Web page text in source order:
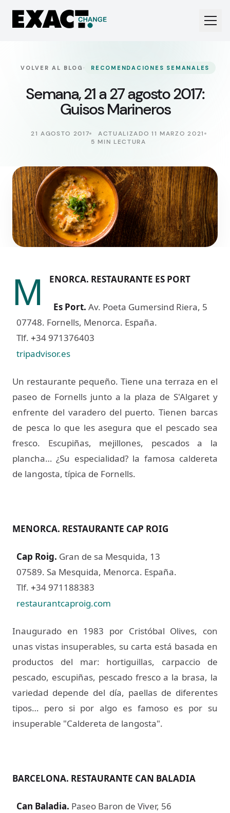
VOLVER AL BLOG · RECOMENDACIONES SEMANALES
Semana, 21 a 27 agosto 2017:
Guisos Marineros
21 AGOSTO 2017
ACTUALIZADO 11 MARZO 2021
5 MIN LECTURA
M ENORCA. RESTAURANTE ES PORT
Es Port. Av. Poeta Gumersind Riera, 5
07748. Fornells, Menorca. España.
Tlf. +34 971376403
tripadvisor.es
Un restaurante pequeño. Tiene una terraza en el
paseo de Fornells junto a la plaza de S'Algaret y
enfrente del varadero del puerto. Tienen barcas
de pesca lo que les asegura que el pescado sea
fresco. Escupiñas, mejillones, pescados a la
plancha… ¿Su especialidad? la famosa caldereta
de langosta, típica de Fornells.
MENORCA. RESTAURANTE CAP ROIG
Cap Roig. Gran de sa Mesquida, 13
07589. Sa Mesquida, Menorca. España.
Tlf. +34 971188383
restaurantcaproig.com
Inaugurado en 1983 por Cristóbal Olives, con
unas vistas insuperables, su carta está basada en
productos del mar: hortiguillas, carpaccio de
pescado, escupiñas, pescado fresco a la brasa, la
variedad depende del día, paellas de diferentes
tipos… pero si por algo es famoso es por su
insuperable "Caldereta de langosta".
BARCELONA. RESTAURANTE CAN BALADIA
Can Baladia. Paseo Baron de Viver, 56